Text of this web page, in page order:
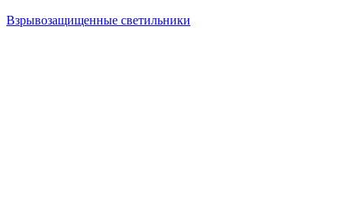
Взрывозащищенные светильники